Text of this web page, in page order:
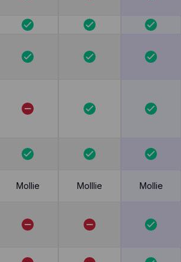
Mollie Molllie Mollie